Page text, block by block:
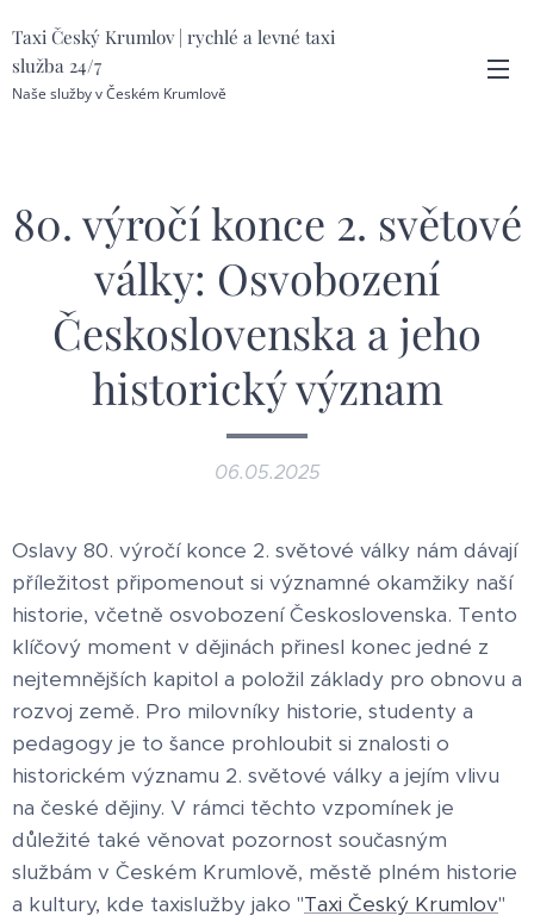
Taxi Český Krumlov | rychlé a levné taxi
služba 24/7
Naše služby v Českém Krumlově
80. výročí konce 2. světové
války: Osvobození
Československa a jeho
historický význam
06.05.2025
Oslavy 80. výročí konce 2. světové války nám dávají
příležitost připomenout si významné okamžiky naší
historie, včetně osvobození Československa. Tento
klíčový moment v dějinách přinesl konec jedné z
nejtemnějších kapitol a položil základy pro obnovu a
rozvoj země. Pro milovníky historie, studenty a
pedagogy je to šance prohloubit si znalosti o
historickém významu 2. světové války a jejím vlivu
na české dějiny. V rámci těchto vzpomínek je
důležité také věnovat pozornost současným
službám v Českém Krumlově, městě plném historie
a kultury, kde taxislužby jako "Taxi Český Krumlov"